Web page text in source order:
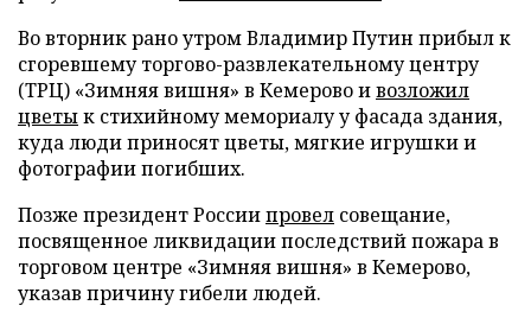
Во вторник рано утром Владимир Путин прибыл к
сгоревшему торгово-развлекательному центру
(ТРЦ) «Зимняя вишня» в Кемерово ивозложил
цветык стихийному мемориалу у фасада здания,
куда люди приносят цветы, мягкие игрушки и
фотографии погибших.
Позже президент Россиипровел совещание,
посвященное ликвидации последствий пожара в
торговом центре «Зимняя вишня» в Кемерово,
указав причину гибели людей.